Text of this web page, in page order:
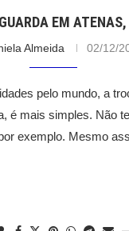
EM
Almeida 02/12/
pelo mundo, a
é mais simples. Não
exemplo. Mesmo